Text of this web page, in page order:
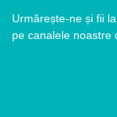
Urmărește-ne și fii
pe canalele noastre